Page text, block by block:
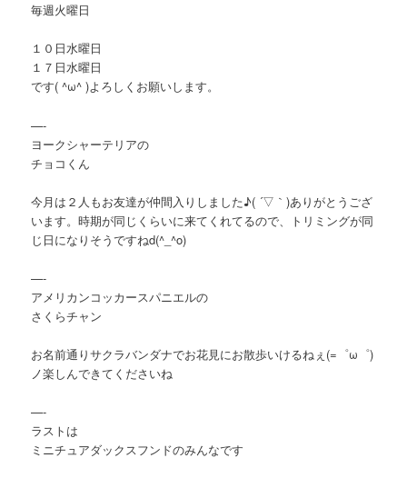
毎週火曜日
１０日水曜日
１７日水曜日
です( ^ω^ )よろしくお願いします。
—-
ヨークシャーテリアの
チョコくん
今月は２人もお友達が仲間入りしました♪( ´▽｀)ありがとうござ
います。時期が同じくらいに来てくれてるので、トリミングが同
じ日になりそうですねd(^_^o)
—-
アメリカンコッカースパニエルの
さくらチャン
お名前通りサクラバンダナでお花見にお散歩いけるねぇ(=゜ω゜)
ノ楽しんできてくださいね
—-
ラストは
ミニチュアダックスフンドのみんなです